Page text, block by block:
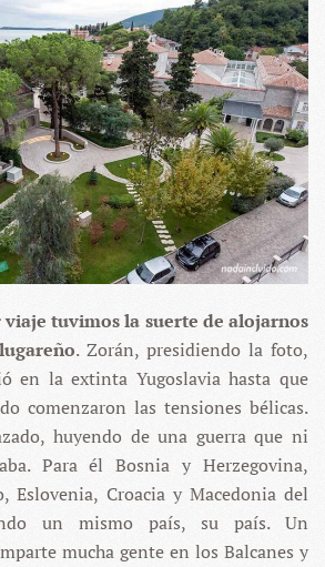
tuvimos la suerte de alojarnos
. Zorán, presidiendo la foto,
en la extinta Yugoslavia hasta que
comenzaron las tensiones bélicas.
huyendo de una guerra que ni
Para él Bosnia y Herzegovina,
Eslovenia, Croacia y Macedonia del
un mismo país, su país. Un
mucha gente en los Balcanes y